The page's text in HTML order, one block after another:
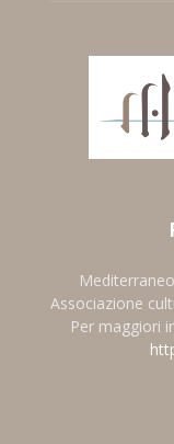
Associazione
Per maggiori